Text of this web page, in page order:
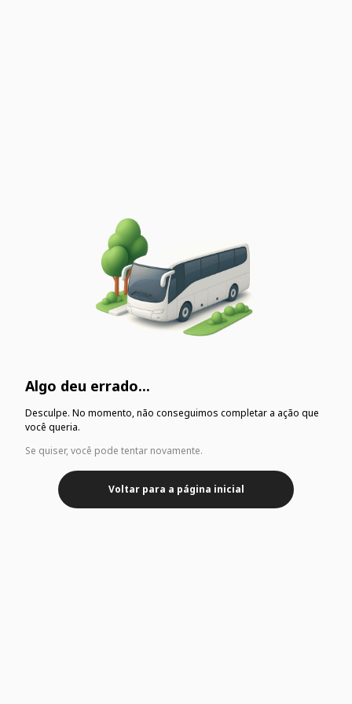
Algo deu errado...
Desculpe. No momento, não conseguimos completar a ação que
você queria.
Se quiser, você pode tentar novamente.
Voltar para a página inicial